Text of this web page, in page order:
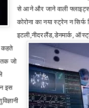
से आने और जाने वाली
कोरोना का नया स्‍ट्रेन न सिर्फ
इटली,नीदरलैंड,डेनमार्क,
कहते
तक जो
इस